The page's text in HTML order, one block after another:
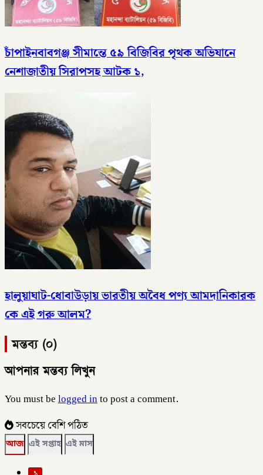
চাঁপাইনবাবগঞ্জ সীমান্তে ৫৯ বিজিবির পৃথক অভিযানে
নেশাজাতীয় সিরাপসহ আটক ১,
হালুয়াঘাট-ধোবাউড়ায় ভারতীয় অবৈধ পণ্য আমদানিকারক
কে এই গরু আলম?
মন্তব্য (০)
আপনার মন্তব্য লিখুন
You must belogged into post a comment.
সবচেয়ে বেশি পঠিত
আজ এই সপ্তাহ এই মাস